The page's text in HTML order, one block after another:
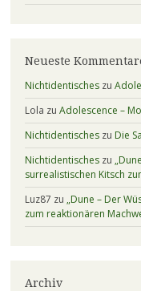
Neueste
Nichtidentischeszu
Lola zu Adolescence –
Nichtidentischeszu Die
Nichtidentischeszu
surrealistischen Kitsch
Luz87 zu „Dune – Der
zum reaktionären
Archiv